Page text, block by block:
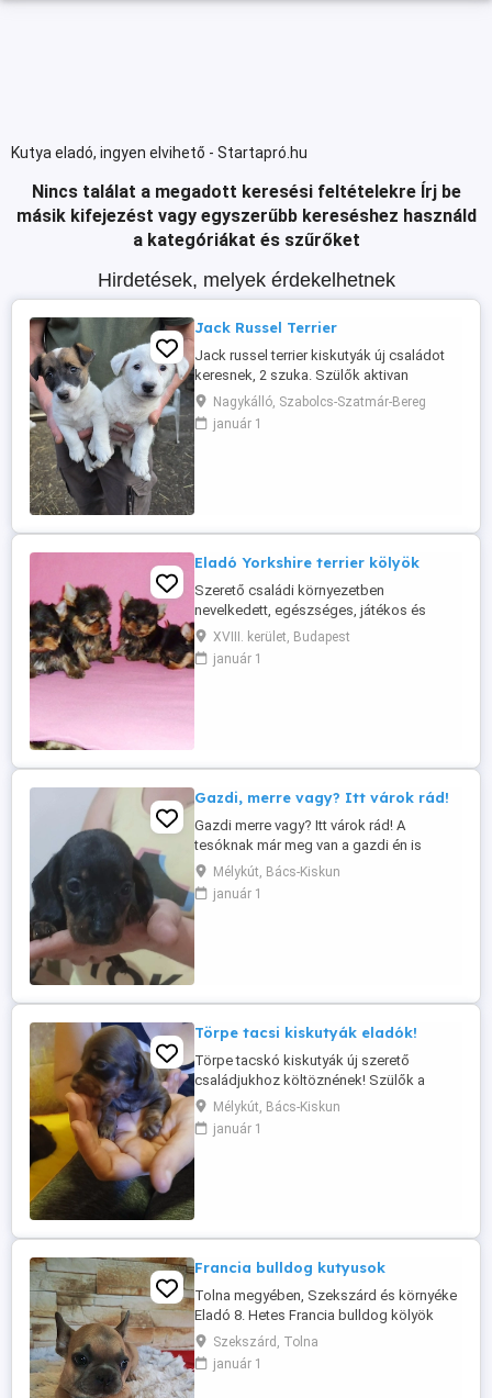
Kutya eladó, ingyen elvihető - Startapró.hu
Nincs találat a megadott keresési feltételekre Írj be
másik kifejezést vagy egyszerűbb kereséshez használd
a kategóriákat és szűrőket
Hirdetések, melyek érdekelhetnek
Jack Russel Terrier
Jack russel terrier kiskutyák új családot
keresnek, 2 szuka. Szülők aktivan
vadásznak, jól patkányoznak! Családi
kedvencnek és kotorékebnek is ajánlom.
Koruknak megfelelő oltással, oltási
Nagykálló, Szabolcs-Szatmár-Bereg
január 1
Eladó Yorkshire terrier kölyök
Szerető családi környezetben
nevelkedett, egészséges, játékos és
kiegyensúlyozott Yorkshire terrier kölyök
új, felelősségteljes különböző áron eladó,
gazdáját keresi. A kiskutya: 14 hetes,
XVIII. kerület, Budapest
január 1
Gazdi, merre vagy? Itt várok rád!
Gazdi merre vagy? Itt várok rád! A
tesóknak már meg van a gazdi én is
várom nagyon az új gazdim! Törpe tacskó
kiskutya új szerető családjához költözne!
Szülők a helyszínen megtekinthetőek!
Mélykút, Bács-Kiskun
január 1
Törpe tacsi kiskutyák eladók!
Törpe tacskó kiskutyák új szerető
családjukhoz költöznének! Szülők a
helyszínen megtekinthetőek! Oltással eü
kiskönyvvel rendszeres féregtelenítéssel
vihetőek! Hívj bátran a 06 30 591 13 08
Mélykút, Bács-Kiskun
január 1
Francia bulldog kutyusok
Tolna megyében, Szekszárd és környéke
Eladó 8. Hetes Francia bulldog kölyök
kutyusok . Felelőségteljes Gazdikat
keresünk akik szerető otthont tudnak
biztosítani a kutyusok számára.
Szekszárd, Tolna
január 1